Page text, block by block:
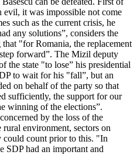
evil, it was impossible not come
such as the current crisis, he
any solutions”, considers the
"for Romania, the replacement
forward”. The Mizil deputy
the state "to lose” his presidential
to wait for his "fall”, but an
on behalf of the party so that
sufficiently, the support for our
winning of the elections”.
by the loss of the
environment, sectors on
could count prior to this. "In
SDP had an important and